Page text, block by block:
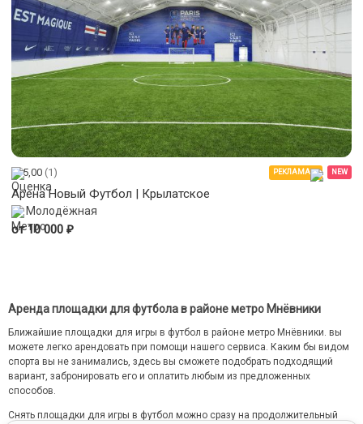
5,00 (1) РЕКЛАМА NEW
Арена Новый Футбол | Крылатское
Молодёжная
от 10 000 ₽
Аренда площадки для футбола в районе метро Мнёвники
Ближайшие площадки для игры в футбол в районе метро Мнёвники. вы
можете легко арендовать при помощи нашего сервиса. Каким бы видом
спорта вы не занимались, здесь вы сможете подобрать подходящий
вариант, забронировать его и оплатить любым из предложенных
способов.
Снять площадки для игры в футбол можно сразу на продолжительный